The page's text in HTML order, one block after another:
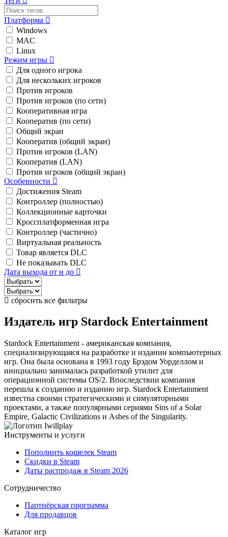
Платформа
Windows
MAC
Linux
Режим игры
Для одного игрока
Для нескольких игроков
Против игроков
Против игроков (по сети)
Кооперативная игра
Кооператив (по сети)
Общий экран
Кооператив (общий экран)
Против игроков (LAN)
Кооператив (LAN)
Против игроков (общий экран)
Особенности
Достижения Steam
Контроллер (полностью)
Коллекционные карточки
Кроссплатформенная игра
Контроллер (частично)
Виртуальная реальность
Товар является DLC
Не показывать DLC
Дата выхода от и до
сбросить все фильтры
Издатель игр Stardock Entertainment
Stardock Entertainment - американская компания,
специализирующаяся на разработке и издании компьютерных
игр. Она была основана в 1993 году Брэдом Уорделлом и
инициально занималась разработкой утилит для
операционной системы OS/2. Впоследствии компания
перешла к созданию и изданию игр. Stardock Entertainment
известна своими стратегическими и симуляторными
проектами, а также популярными сериями Sins of a Solar
Empire, Galactic Civilizations и Ashes of the Singularity.
Инструменты и услуги
Пополнить кошелек Steam
Скидки в Steam
Даты распродаж в Steam 2026
Сотрудничество
Партнёрская программа
Для продавцов
Каталог игр